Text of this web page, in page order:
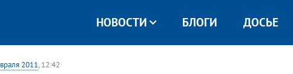
НОВОСТИ БЛОГИ ДОСЬЕ
2011, 12:42